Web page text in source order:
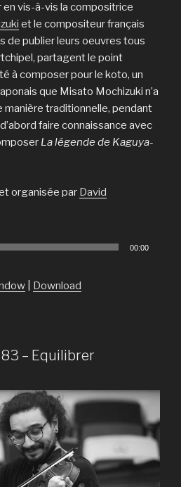
en vis-à-vis la compositrice
et le compositeur français
de publier leurs oeuvres tous
partagent le point
à composer pour le koto, un
que Misato Mochizuki n’a
manière traditionnelle, pendant
faire connaissance avec
La légende de Kaguya-
organisée par David
00:00
Download
– Equilibrer